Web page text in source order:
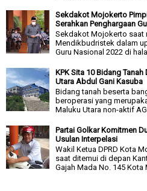
Sekdakot Mojokerto
Serahkan Penghargaan
Sekdakot Mojokerto saat
Mendikbudristek dalam
Guru Nasional 2022 di
KPK Sita 10 Bidang
Utara Abdul Gani Kasuba
Bidang tanah beserta
beroperasi yang
Maluku Utara non-aktif
Partai Golkar Komitmen
Usulan Interpelasi
Wakil Ketua DPRD Kota
saat ditemui di depan
Gajah Mada No. 145 Kota